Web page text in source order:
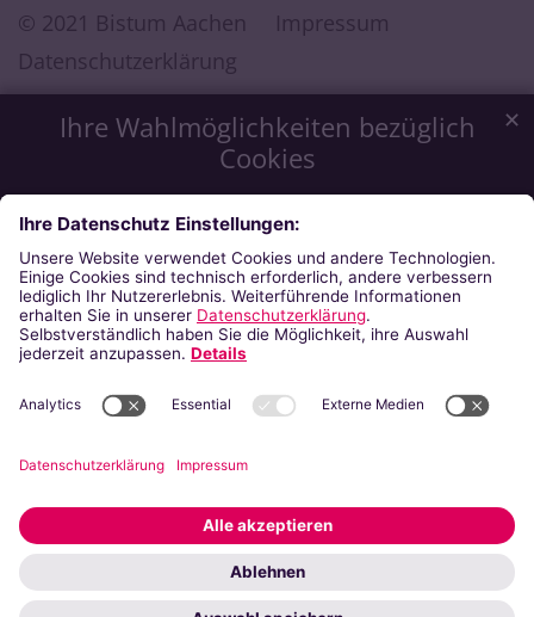
Ihre Wahlmöglichkeiten bezüglich
Cookies
Wir möchten Ihnen ein optimales Webseiten-Erlebnis zu
bieten. Dazu verwenden wir Cookies, die für das
Funktionieren unserer Website notwendig sind. Mit Ihrer
Zustimmung verwenden wir auch Cookies, die zur Anzeige
externer Inhalte oder zu anonymen Statistikzwecken genutzt
werden. Sie können selbst entscheiden, welche Kategorien
Sie zulassen möchten. Bitte beachten Sie, dass auf Basis Ihrer
Einstellungen womöglich nicht mehr alle Funktionalitäten der
in unsererDatenschutzerklärung .
Externe Inhalte
✕
Datenschutzerklärung
© 2021 Bistum Aachen
Impressum
Datenschutzerklärung